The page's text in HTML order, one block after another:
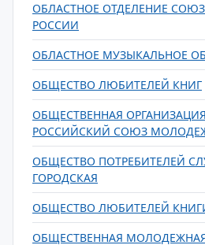
ОБЛАСТНОЕ ОТДЕЛЕНИЕ
РОССИИ
ОБЛАСТНОЕ МУЗЫКАЛЬНОЕ
ОБЩЕСТВО ЛЮБИТЕЛЕЙ КНИГ
ОБЩЕСТВЕННАЯ
РОССИЙСКИЙ СОЮЗ
ОБЩЕСТВО ПОТРЕБИТЕЛЕЙ
ГОРОДСКАЯ
ОБЩЕСТВО ЛЮБИТЕЛЕЙ
ОБЩЕСТВЕННАЯ